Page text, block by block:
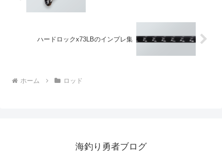
ハードロックx73LBのインプレ集
ホーム ロッド
海釣り勇者ブログ